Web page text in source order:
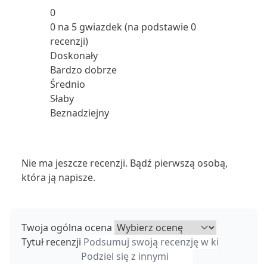
0
0 na 5 gwiazdek (na podstawie 0
recenzji)
Doskonały
Bardzo dobrze
Średnio
Słaby
Beznadziejny
Nie ma jeszcze recenzji. Bądź pierwszą osobą,
która ją napisze.
Twoja ogólna ocena
Tytuł recenzji